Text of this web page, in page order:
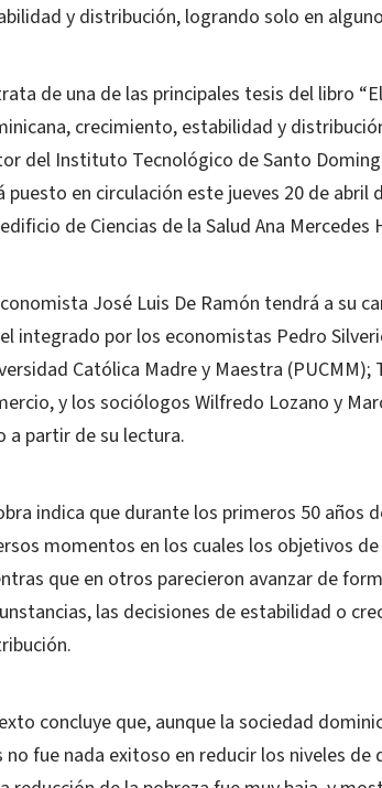
y distribución, logrando solo en
de una de las principales tesis del libro
crecimiento, estabilidad y
del Instituto Tecnológico de Santo
puesto en circulación este jueves 20 de
de Ciencias de la Salud Ana Mercedes
José Luis De Ramón tendrá a su
integrado por los economistas Pedro
Católica Madre y Maestra
y los sociólogos Wilfredo Lozano y
a partir de su lectura.
indica que durante los primeros 50 años
momentos en los cuales los objetivos
que en otros parecieron avanzar de
las decisiones de estabilidad o
concluye que, aunque la sociedad
no fue nada exitoso en reducir los niveles